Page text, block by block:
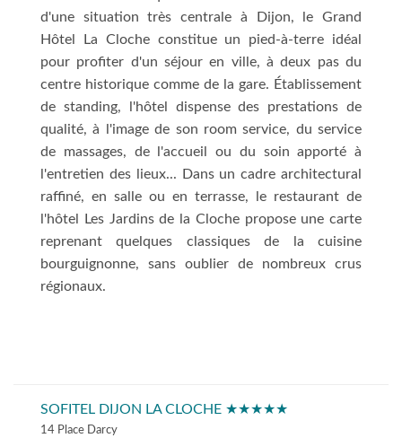
d'une situation très centrale à Dijon, le Grand
Hôtel La Cloche constitue un pied-à-terre idéal
pour profiter d'un séjour en ville, à deux pas du
centre historique comme de la gare. Établissement
de standing, l'hôtel dispense des prestations de
qualité, à l'image de son room service, du service
de massages, de l'accueil ou du soin apporté à
l'entretien des lieux... Dans un cadre architectural
raffiné, en salle ou en terrasse, le restaurant de
l'hôtel Les Jardins de la Cloche propose une carte
reprenant quelques classiques de la cuisine
bourguignonne, sans oublier de nombreux crus
régionaux.
SOFITEL DIJON LA CLOCHE ★★★★★
14 Place Darcy